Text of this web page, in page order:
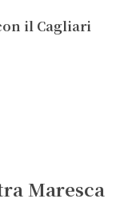
il Cagliari